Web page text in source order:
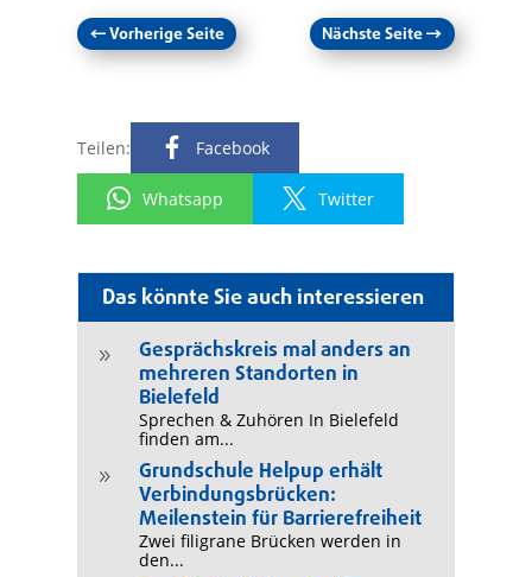
Das könnte Sie auch interessieren
9
Gesprächskreis mal anders an
mehreren Standorten in
Bielefeld
Sprechen & Zuhören In Bielefeld
finden am...
9
Grundschule Helpup erhält
Verbindungsbrücken:
Meilenstein für Barrierefreiheit
Zwei filigrane Brücken werden in
den...
←Vorherige Seite Nächste Seite→
Teilen: Facebook
Whatsapp Twitter